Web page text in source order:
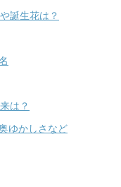
誕生花は？
は？
ゆかしさなど